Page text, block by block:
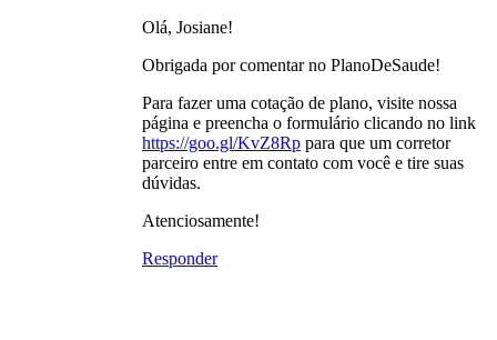
Olá, Josiane!
Obrigada por comentar no PlanoDeSaude!
Para fazer uma cotação de plano, visite nossa
página e preencha o formulário clicando no link
https://goo.gl/KvZ8Rp para que um corretor
parceiro entre em contato com você e tire suas
dúvidas.
Atenciosamente!
Responder